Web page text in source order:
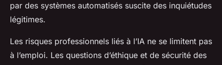
par des systèmes automatisés suscite des inquiétudes
légitimes.
Les risques professionnels liés à l’IA ne se limitent pas
à l’emploi. Les questions d’éthique et de sécurité des